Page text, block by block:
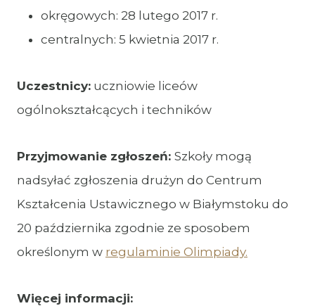
okręgowych: 28 lutego 2017 r.
centralnych: 5 kwietnia 2017 r.
Uczestnicy: uczniowie liceów
ogólnokształcących i techników
Przyjmowanie zgłoszeń: Szkoły mogą
nadsyłać zgłoszenia drużyn do Centrum
Kształcenia Ustawicznego w Białymstoku do
20 października zgodnie ze sposobem
określonym w regulaminie Olimpiady.
Więcej informacji: